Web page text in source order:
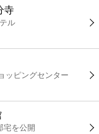
寺
ル
ッピングセンター
宅を公開